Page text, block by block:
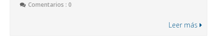
Comentarios : 0
Leer más